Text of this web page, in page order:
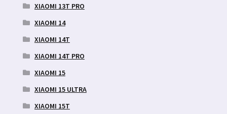
XIAOMI 13T PRO
XIAOMI 14
XIAOMI 14T
XIAOMI 14T PRO
XIAOMI 15
XIAOMI 15 ULTRA
XIAOMI 15T